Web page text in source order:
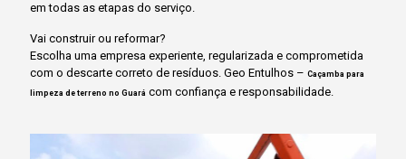
em todas as etapas do serviço.
Vai construir ou reformar?
Escolha uma empresa experiente, regularizada e comprometida
com o descarte correto de resíduos. Geo Entulhos – Caçamba para
limpeza de terreno no Guará com confiança e responsabilidade.